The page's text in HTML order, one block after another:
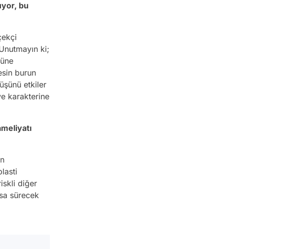
bu
ki;
burun
etkiler
karakterine
diğer
sürecek